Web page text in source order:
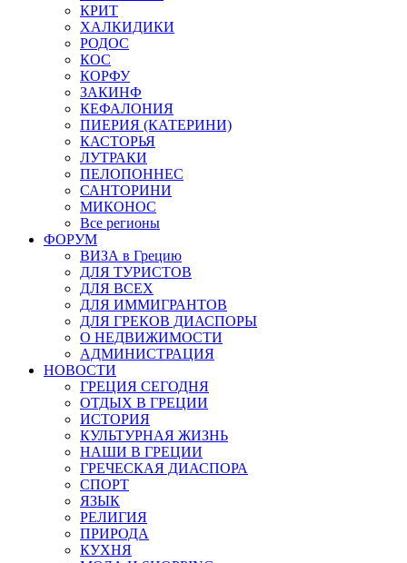
КРИТ
ХАЛКИДИКИ
РОДОС
КОС
КОРФУ
ЗАКИНФ
КЕФАЛОНИЯ
ПИЕРИЯ (КАТЕРИНИ)
КАСТОРЬЯ
ЛУТРАКИ
ПЕЛОПОННЕС
САНТОРИНИ
МИКОНОС
Все регионы
ФОРУМ
ВИЗА в Грецию
ДЛЯ ТУРИСТОВ
ДЛЯ ВСЕХ
ДЛЯ ИММИГРАНТОВ
ДЛЯ ГРЕКОВ ДИАСПОРЫ
О НЕДВИЖИМОСТИ
АДМИНИСТРАЦИЯ
НОВОСТИ
ГРЕЦИЯ СЕГОДНЯ
ОТДЫХ В ГРЕЦИИ
ИСТОРИЯ
КУЛЬТУРНАЯ ЖИЗНЬ
НАШИ В ГРЕЦИИ
ГРЕЧЕСКАЯ ДИАСПОРА
СПОРТ
ЯЗЫК
РЕЛИГИЯ
ПРИРОДА
КУХНЯ